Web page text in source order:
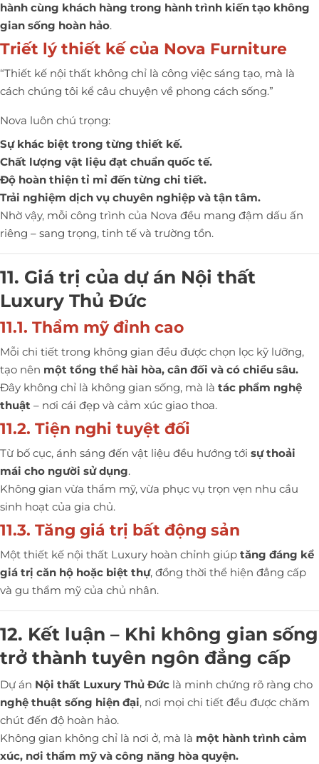
hành cùng khách hàng trong hành trình kiến tạo không
gian sống hoàn hảo.
Triết lý thiết kế của Nova Furniture
“Thiết kế nội thất không chỉ là công việc sáng tạo, mà là
cách chúng tôi kể câu chuyện về phong cách sống.”
Nova luôn chú trọng:
Sự khác biệt trong từng thiết kế.
Chất lượng vật liệu đạt chuẩn quốc tế.
Độ hoàn thiện tỉ mỉ đến từng chi tiết.
Trải nghiệm dịch vụ chuyên nghiệp và tận tâm.
Nhờ vậy, mỗi công trình của Nova đều mang đậm dấu ấn
riêng – sang trọng, tinh tế và trường tồn.
11. Giá trị của dự án Nội thất
Luxury Thủ Đức
11.1. Thẩm mỹ đỉnh cao
Mỗi chi tiết trong không gian đều được chọn lọc kỹ lưỡng,
tạo nên một tổng thể hài hòa, cân đối và có chiều sâu.
Đây không chỉ là không gian sống, mà là tác phẩm nghệ
thuật – nơi cái đẹp và cảm xúc giao thoa.
11.2. Tiện nghi tuyệt đối
Từ bố cục, ánh sáng đến vật liệu đều hướng tới sự thoải
mái cho người sử dụng.
Không gian vừa thẩm mỹ, vừa phục vụ trọn vẹn nhu cầu
sinh hoạt của gia chủ.
11.3. Tăng giá trị bất động sản
Một thiết kế nội thất Luxury hoàn chỉnh giúp tăng đáng kể
giá trị căn hộ hoặc biệt thự, đồng thời thể hiện đẳng cấp
và gu thẩm mỹ của chủ nhân.
12. Kết luận – Khi không gian sống
trở thành tuyên ngôn đẳng cấp
Dự án Nội thất Luxury Thủ Đức là minh chứng rõ ràng cho
nghệ thuật sống hiện đại, nơi mọi chi tiết đều được chăm
chút đến độ hoàn hảo.
Không gian không chỉ là nơi ở, mà là một hành trình cảm
xúc, nơi thẩm mỹ và công năng hòa quyện.